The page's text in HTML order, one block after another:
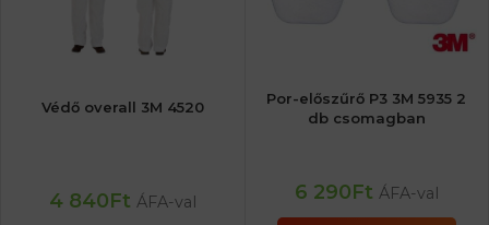
Védő overall 3M 4520
4 840Ft ÁFA-val
Por-előszűrő P3 3M 5935 2
db csomagban
6 290Ft ÁFA-val